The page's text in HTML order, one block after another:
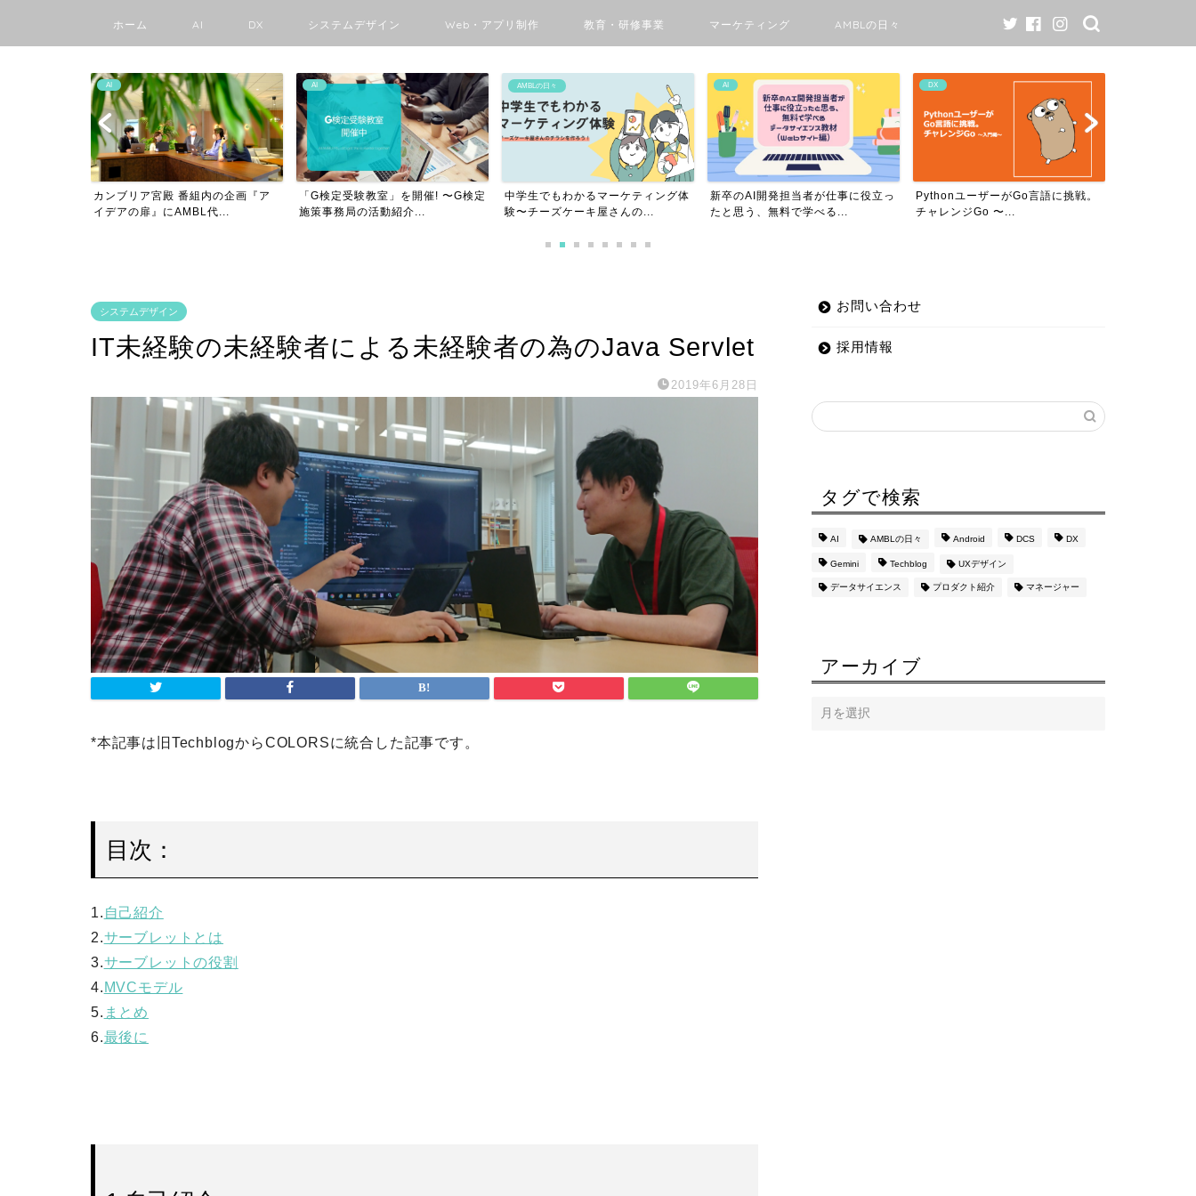
ホーム AI DX システムデザイン Web・アプリ制作 教育・研修事業 マーケティング AMBLの日々
AI
「G検定受験教室」を開催! 〜G検定
施策事務局の活動紹介...
AMBLの日々
中学生でもわかるマーケティング体
験〜チーズケーキ屋さんの...
AI
新卒のAI開発担当者が仕事に役立っ
たと思う、無料で学べる...
DX
PythonユーザーがGo言語に挑戦。
チャレンジGo 〜...
AMBLの日々
AMBLのワークスタイル変更につい
て￼
システムデザイン
IT未経験の未経験者による未経験者の為のJava Servlet
2019年6月28日
*本記事は旧TechblogからCOLORSに統合した記事です。
目次：
1. 自己紹介
2.サーブレットとは
3.サーブレットの役割
4. MVCモデル
5. まとめ
6.最後に
お問い合わせ
採用情報
タグで検索
AI AMBLの日々 Android DCS DX
Gemini Techblog UXデザイン
データサイエンス プロダクト紹介 マネージャー
アーカイブ